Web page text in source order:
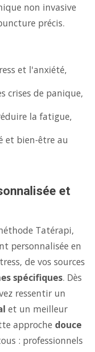
non invasive
précis.
et l'anxiété,
crises de panique,
la fatigue,
et bien-être au
et
Tatérapi,
personnalisée en
de vos sources
spécifiques. Dès
ressentir un
et un meilleur
approche douce
: professionnels